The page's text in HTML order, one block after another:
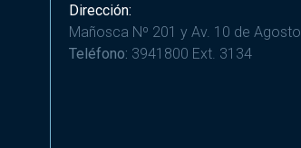
Dirección:
Mañosca Nº 201 y Av. 10 de Agosto
Teléfono: 3941800 Ext. 3134